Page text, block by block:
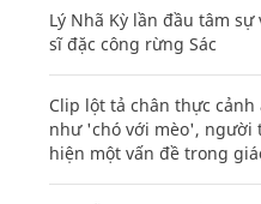
Lý Nhã Kỳ lần đầu tâm
sĩ đặc công rừng Sác
Clip lột tả chân thực
như 'chó với mèo', người
hiện một vấn đề trong